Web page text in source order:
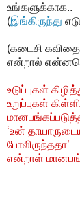
உங்களுக்காக..
(இங்கிருந்து
(கடைசி
என்றால்
உடுப்புகள்
உறுப்புகள்
‘உன்
போலிருந்ததா’
என்றாள்